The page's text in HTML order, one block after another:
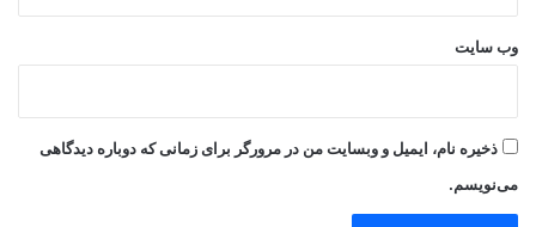
وب‌ سایت
ذخیره نام، ایمیل و وبسایت من در مرورگر برای زمانی که دوباره دیدگاهی
می‌نویسم.